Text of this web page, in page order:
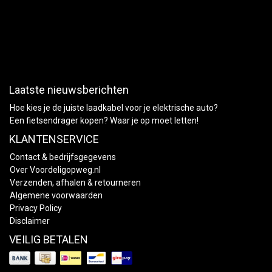
Laatste nieuwsberichten
Hoe kies je de juiste laadkabel voor je elektrische auto?
Een fietsendrager kopen? Waar je op moet letten!
KLANTENSERVICE
Contact & bedrijfsgegevens
Over Voordeligopweg.nl
Verzenden, afhalen & retourneren
Algemene voorwaarden
Privacy Policy
Disclaimer
VEILIG BETALEN